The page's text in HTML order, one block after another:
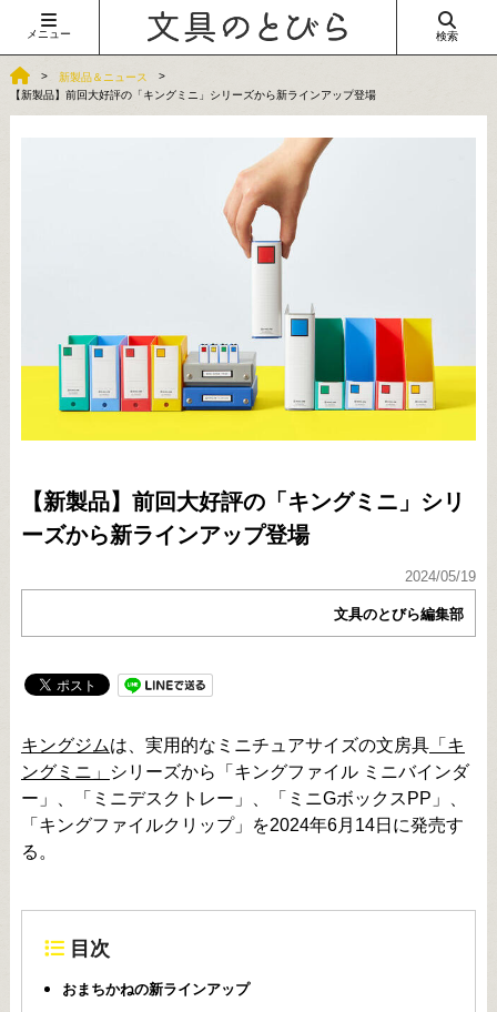
メニュー 検索
新製品＆ニュース
【新製品】前回大好評の「キングミニ」シリーズから新ラインアップ登場
【新製品】前回大好評の「キングミニ」シリ
ーズから新ラインアップ登場
2024/05/19
文具のとびら編集部
キングジムは、実用的なミニチュアサイズの文房具「キ
ングミニ」
シリーズから「キングファイル ミニバインダ
ー」、「ミニデスクトレー」、「ミニGボックスPP」、
「キングファイルクリップ」を2024年6月14日に発売す
る。
目次
おまちかねの新ラインアップ